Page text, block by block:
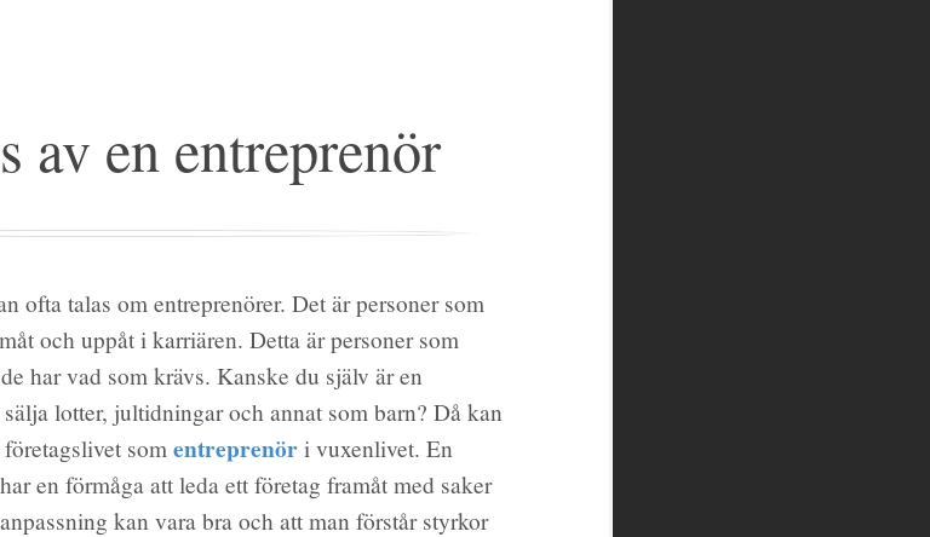
av en entreprenör
ofta talas om entreprenörer. Det är personer som
och uppåt i karriären. Detta är personer som
har vad som krävs. Kanske du själv är en
lotter, jultidningar och annat som barn? Då kan
företagslivet somentreprenör i vuxenlivet. En
en förmåga att leda ett företag framåt med saker
kan vara bra och att man förstår styrkor